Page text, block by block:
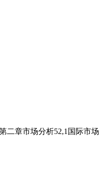
二章市场分析52,1国际市场